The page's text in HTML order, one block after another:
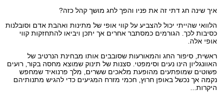
איך שינה חג דתי זה את פניו והפך לחג מושך קהל כזה?
הלוואי שהייתי יכול להצביע על קווי אופי של מתינות ואהבת אדם וסובלנות
כסיבות לכך. הגורמים כמסתבר אחרים אך יתכן ויביאו להתחזקות קווי
אופי אלה.
ראשית, סיפור החג והמאורעות שסובבים אותו מבחינת הנרטיב של
האוונגליון הינו נעים וסימפטי. סצנות של תינוק שמוצא מחסה בקור, רועים
פשוטים שמופתעים מהופעת מלאכים ששרים, מלך פרנואיד שמחפש
נקמה אך נכשל באופן חרוץ, חכמי מזרח המגיעים כדי להגיש מתנותיהם
היקרות...